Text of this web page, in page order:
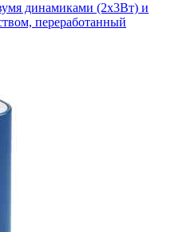
динамиками (2х3Вт) и
переработанный